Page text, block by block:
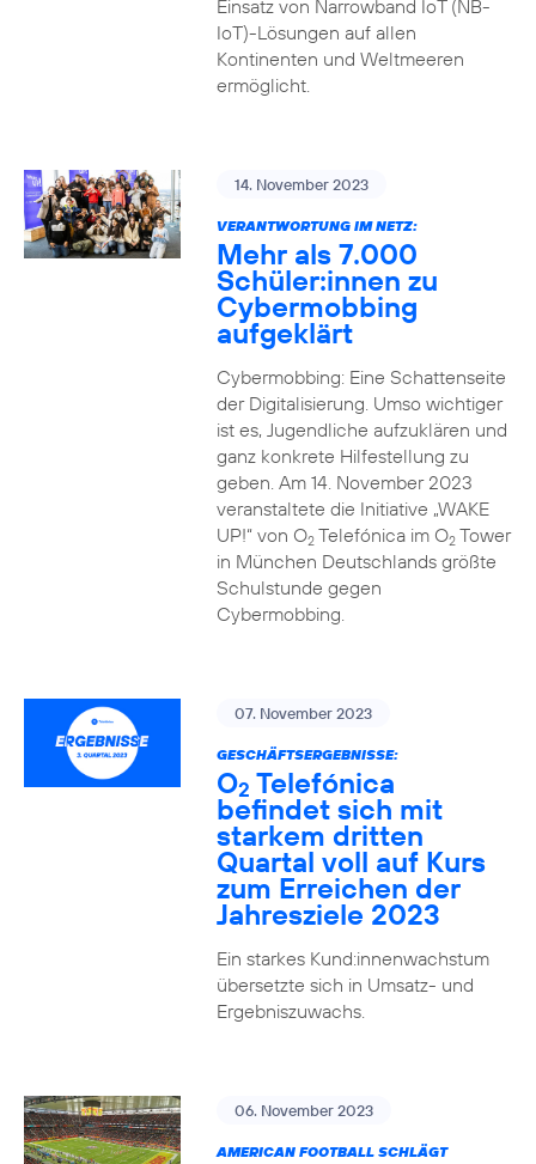
Einsatz von Narrowband IoT (NB-
IoT)-Lösungen auf allen
Kontinenten und Weltmeeren
ermöglicht.
14. November 2023
VERANTWORTUNG IM NETZ:
Mehr als 7.000
Schüler:innen zu
Cybermobbing
aufgeklärt
Cybermobbing: Eine Schattenseite
der Digitalisierung. Umso wichtiger
ist es, Jugendliche aufzuklären und
ganz konkrete Hilfestellung zu
geben. Am 14. November 2023
veranstaltete die Initiative „WAKE
UP!“ von O2Telefónica im O2Tower
in München Deutschlands größte
Schulstunde gegen
Cybermobbing.
07. November 2023
GESCHÄFTSERGEBNISSE:
O2 Telefónica
befindet sich mit
starkem dritten
Quartal voll auf Kurs
zum Erreichen der
Jahresziele 2023
Ein starkes Kund:innenwachstum
übersetzte sich in Umsatz- und
Ergebniszuwachs.
06. November 2023
AMERICAN FOOTBALL SCHLÄGT